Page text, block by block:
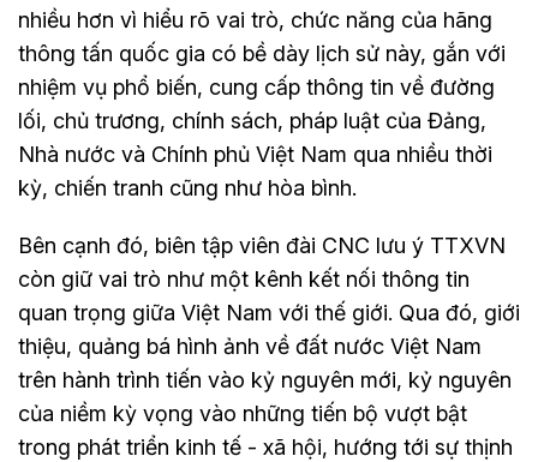
nhiều hơn vì hiểu rõ vai trò, chức năng của hãng
thông tấn quốc gia có bề dày lịch sử này, gắn với
nhiệm vụ phổ biến, cung cấp thông tin về đường
lối, chủ trương, chính sách, pháp luật của Đảng,
Nhà nước và Chính phủ Việt Nam qua nhiều thời
kỳ, chiến tranh cũng như hòa bình.
Bên cạnh đó, biên tập viên đài CNC lưu ý TTXVN
còn giữ vai trò như một kênh kết nối thông tin
quan trọng giữa Việt Nam với thế giới. Qua đó, giới
thiệu, quảng bá hình ảnh về đất nước Việt Nam
trên hành trình tiến vào kỷ nguyên mới, kỷ nguyên
của niềm kỳ vọng vào những tiến bộ vượt bật
trong phát triển kinh tế - xã hội, hướng tới sự thịnh